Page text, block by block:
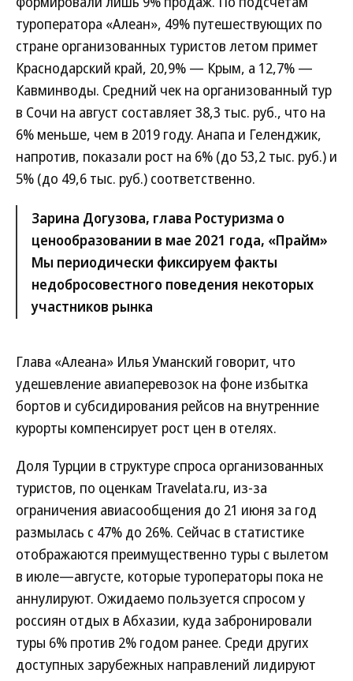
туроператора «Алеан», 49% путешествующих по
стране организованных туристов летом примет
Краснодарский край, 20,9% — Крым, а 12,7% —
Кавминводы. Средний чек на организованный тур
в Сочи на август составляет 38,3 тыс. руб., что на
6% меньше, чем в 2019 году. Анапа и Геленджик,
напротив, показали рост на 6% (до 53,2 тыс. руб.) и
5% (до 49,6 тыс. руб.) соответственно.
Зарина Догузова, глава Ростуризма о
ценообразовании в мае 2021 года, «Прайм»
Мы периодически фиксируем факты
недобросовестного поведения некоторых
участников рынка
Глава «Алеана» Илья Уманский говорит, что
удешевление авиаперевозок на фоне избытка
бортов и субсидирования рейсов на внутренние
курорты компенсирует рост цен в отелях.
Доля Турции в структуре спроса организованных
туристов, по оценкам Travelata.ru, из-за
ограничения авиасообщения до 21 июня за год
размылась с 47% до 26%. Сейчас в статистике
отображаются преимущественно туры с вылетом
в июле—августе, которые туроператоры пока не
аннулируют. Ожидаемо пользуется спросом у
россиян отдых в Абхазии, куда забронировали
туры 6% против 2% годом ранее. Среди других
доступных зарубежных направлений лидируют